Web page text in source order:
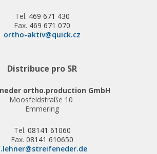
Tel. 469 671 430
Fax. 469 671 070
ortho-aktiv@quick.cz
Distribuce pro SR
ortho.production GmbH
Moosfeldstraße 10
Emmering
Tel. 08141 61060
Fax. 08141 610650